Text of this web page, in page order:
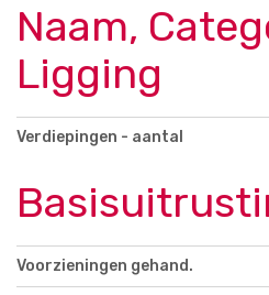
Naam,
Ligging
Verdiepingen - aantal
Voorzieningen gehand.